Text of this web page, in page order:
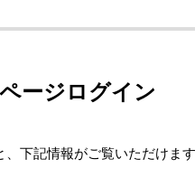
ージログイン
下記情報がご覧いただけま